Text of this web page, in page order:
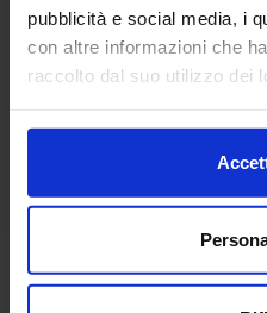
pubblicità e social media, i
con altre informazioni che
raccolto dal suo utilizzo dei
Blue Bordeaux